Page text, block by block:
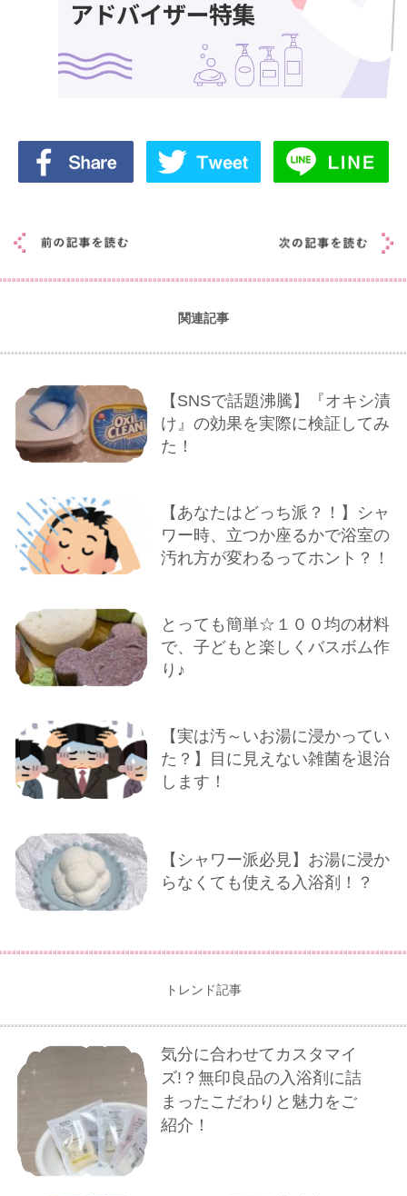
関連記事
【SNSで話題沸騰】『オキシ漬
け』の効果を実際に検証してみ
た！
【あなたはどっち派？！】シャ
ワー時、立つか座るかで浴室の
汚れ方が変わるってホント？！
とっても簡単☆１００均の材料
で、子どもと楽しくバスボム作
り♪
【実は汚～いお湯に浸かってい
た？】目に見えない雑菌を退治
します！
【シャワー派必見】お湯に浸か
らなくても使える入浴剤！？
トレンド記事
気分に合わせてカスタマイ
ズ!？無印良品の入浴剤に詰
まったこだわりと魅力をご
紹介！